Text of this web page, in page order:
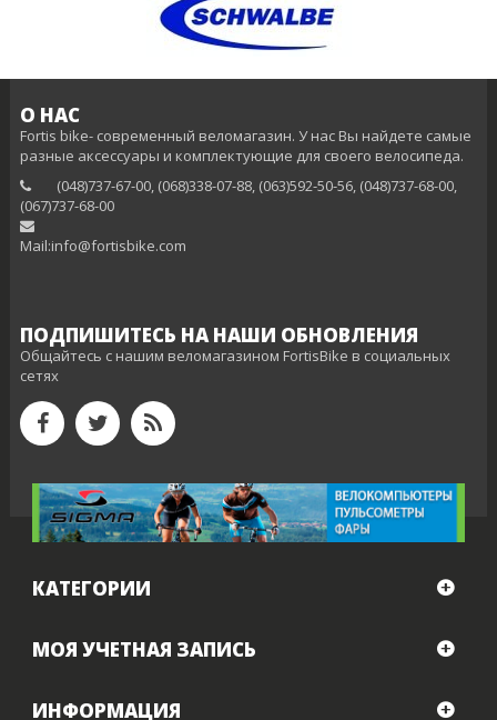
О НАС
Fortis bike- современный веломагазин. У нас Вы найдете самые
разные аксессуары и комплектующие для своего велосипеда.
(048)737-67-00, (068)338-07-88, (063)592-50-56, (048)737-68-00,
(‎067)737-68-00
Mail:info@fortisbike.com
ПОДПИШИТЕСЬ НА НАШИ ОБНОВЛЕНИЯ
Общайтесь с нашим веломагазином FortisBike в социальных
сетях
КАТЕГОРИИ
МОЯ УЧЕТНАЯ ЗАПИСЬ
ИНФОРМАЦИЯ